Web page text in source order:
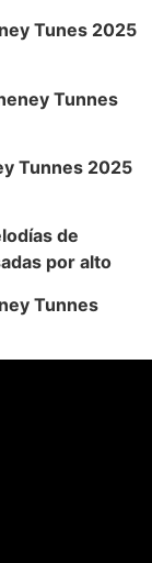
Tunes 2025
Tunnes
Tunnes 2025
de
por alto
Tunnes